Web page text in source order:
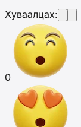
Хуваалцах:
0